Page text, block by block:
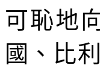
可恥地
國、比